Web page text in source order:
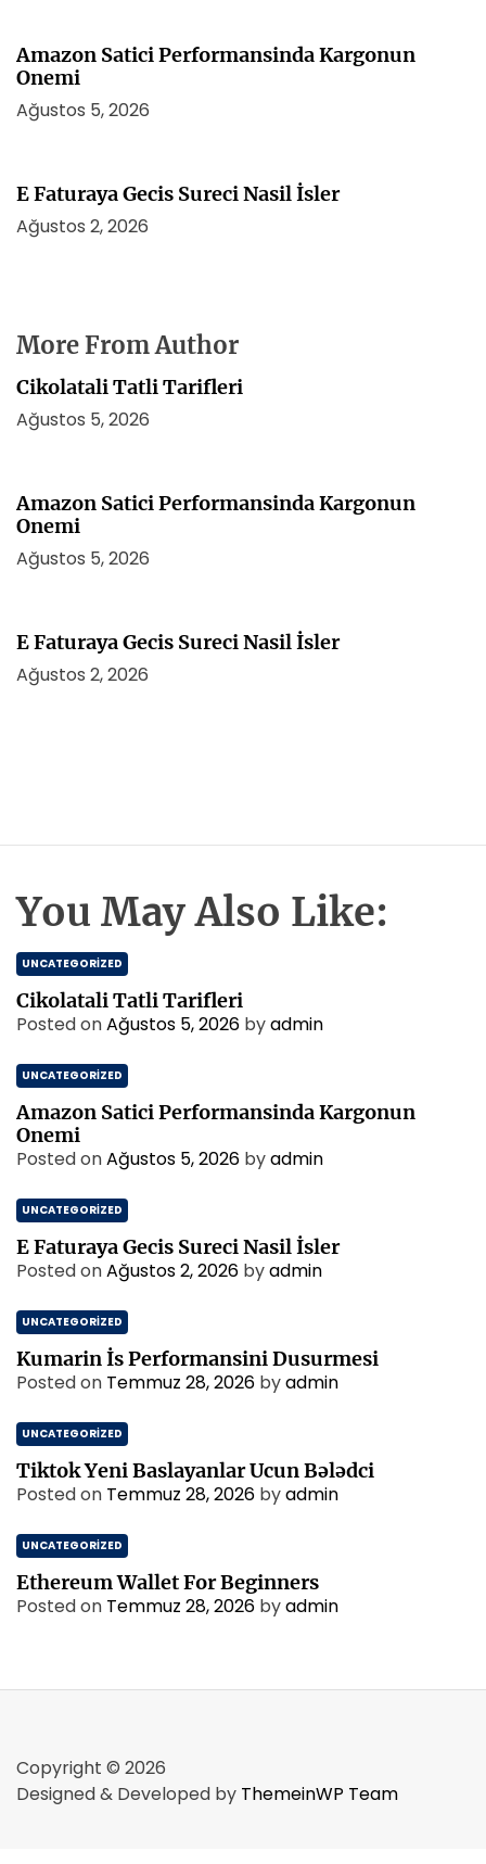
Amazon Satici Performansinda Kargonun
Onemi
Ağustos 5, 2026
E Faturaya Gecis Sureci Nasil İsler
Ağustos 2, 2026
More From Author
Cikolatali Tatli Tarifleri
Ağustos 5, 2026
Amazon Satici Performansinda Kargonun
Onemi
Ağustos 5, 2026
E Faturaya Gecis Sureci Nasil İsler
Ağustos 2, 2026
You May Also Like:
UNCATEGORIZED
Cikolatali Tatli Tarifleri
Posted onAğustos 5, 2026 byadmin
UNCATEGORIZED
Amazon Satici Performansinda Kargonun
Onemi
Posted onAğustos 5, 2026 byadmin
UNCATEGORIZED
E Faturaya Gecis Sureci Nasil İsler
Posted onAğustos 2, 2026 byadmin
UNCATEGORIZED
Kumarin İs Performansini Dusurmesi
Posted on Temmuz 28, 2026 byadmin
UNCATEGORIZED
Tiktok Yeni Baslayanlar Ucun Bələdci
Posted on Temmuz 28, 2026 byadmin
UNCATEGORIZED
Ethereum Wallet For Beginners
Posted on Temmuz 28, 2026 byadmin
Copyright © 2026
Designed & Developed by ThemeinWP Team